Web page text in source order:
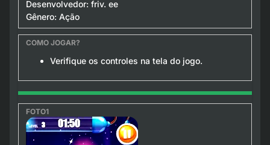
Desenvolvedor: friv. ee
Gênero: Ação
Verifique os controles na tela do jogo.